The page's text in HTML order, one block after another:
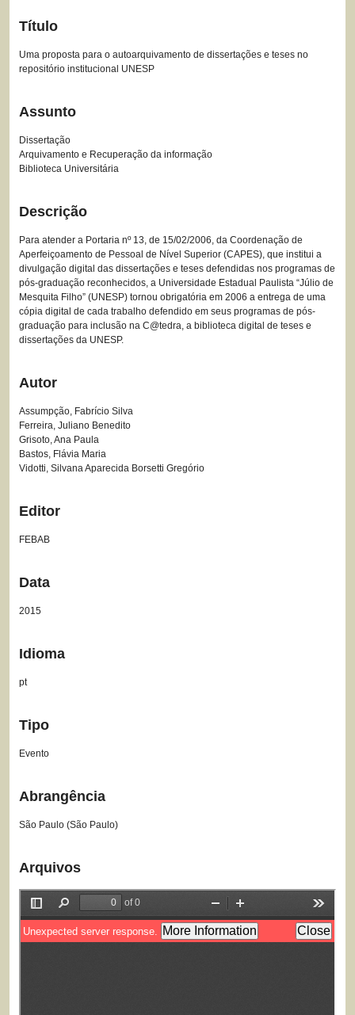
Título
Uma proposta para o autoarquivamento de dissertações e teses no
repositório institucional UNESP
Assunto
Dissertação
Arquivamento e Recuperação da informação
Biblioteca Universitária
Descrição
Para atender a Portaria nº 13, de 15/02/2006, da Coordenação de
Aperfeiçoamento de Pessoal de Nível Superior (CAPES), que institui a
divulgação digital das dissertações e teses defendidas nos programas de
pós-graduação reconhecidos, a Universidade Estadual Paulista “Júlio de
Mesquita Filho” (UNESP) tornou obrigatória em 2006 a entrega de uma
cópia digital de cada trabalho defendido em seus programas de pós-
graduação para inclusão na C@tedra, a biblioteca digital de teses e
dissertações da UNESP.
Autor
Assumpção, Fabrício Silva
Ferreira, Juliano Benedito
Grisoto, Ana Paula
Bastos, Flávia Maria
Vidotti, Silvana Aparecida Borsetti Gregório
Editor
FEBAB
Data
2015
Idioma
pt
Tipo
Evento
Abrangência
São Paulo (São Paulo)
Arquivos